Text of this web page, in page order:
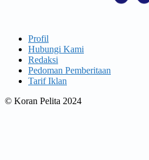
Profil
Hubungi Kami
Redaksi
Pedoman Pemberitaan
Tarif Iklan
© Koran Pelita 2024